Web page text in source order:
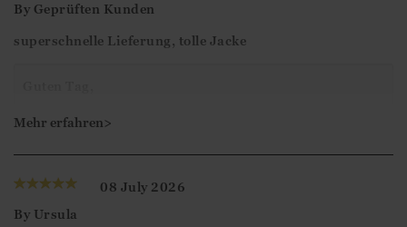
By Geprüften Kunden
superschnelle Lieferung, tolle Jacke
Mehr erfahren>
08 July 2026
By Ursula